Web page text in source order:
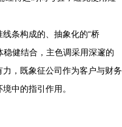
条构成的、抽象化的“桥
稳健结合，主色调采用深邃的
，既象征公司作为客户与财务
中的指引作用。